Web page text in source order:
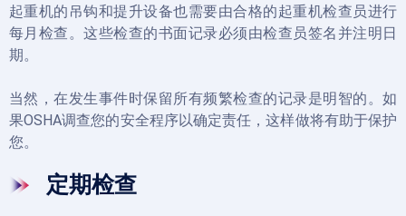
起重机的吊钩和提升设备也需要由合格的起重机检查员进行
每月检查。这些检查的书面记录必须由检查员签名并注明日
期。
当然，在发生事件时保留所有频繁检查的记录是明智的。 如
果OSHA调查您的安全程序以确定责任，这样做将有助于保护
您。
定期检查